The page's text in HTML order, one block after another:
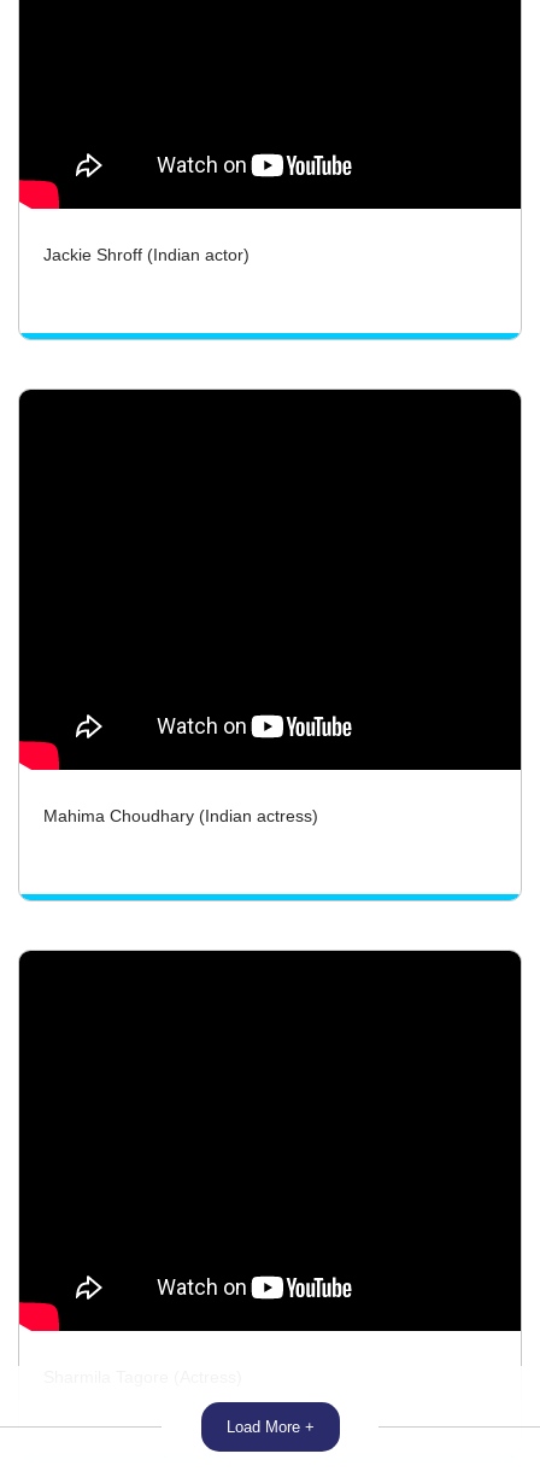
Jackie Shroff (Indian actor)
Mahima Choudhary (Indian actress)
Load More +